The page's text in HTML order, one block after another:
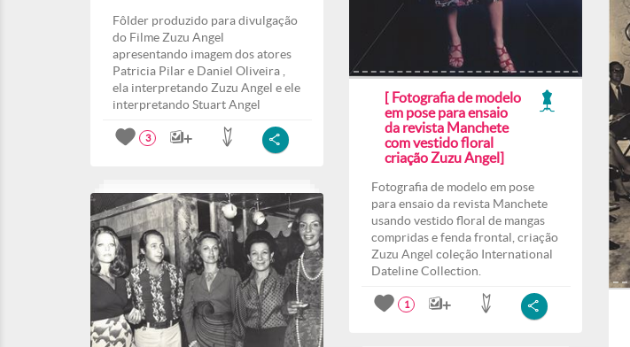
Fôlder produzido para divulgação
do Filme Zuzu Angel
apresentando imagem dos atores
Patricia Pilar e Daniel Oliveira ,
ela interpretando Zuzu Angel e ele
interpretando Stuart Angel
3
[ Fotografia de modelo
em pose para ensaio
da revista Manchete
com vestido floral
criação Zuzu Angel]
Fotografia de modelo em pose
para ensaio da revista Manchete
usando vestido floral de mangas
compridas e fenda frontal, criação
Zuzu Angel coleção International
Dateline Collection.
1